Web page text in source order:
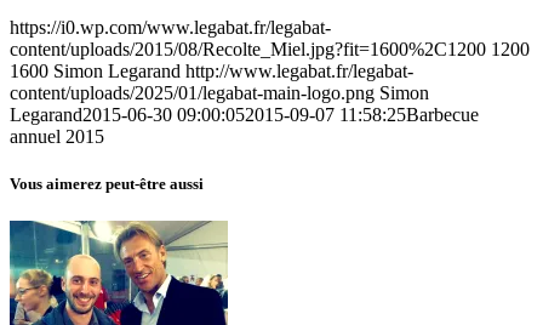
https://i0.wp.com/www.legabat.fr/legabat-
content/uploads/2015/08/Recolte_Miel.jpg?fit=1600%2C1200 1200
1600 Simon Legarand http://www.legabat.fr/legabat-
content/uploads/2025/01/legabat-main-logo.png Simon
Legarand2015-06-30 09:00:052015-09-07 11:58:25Barbecue
annuel 2015
Vous aimerez peut-être aussi